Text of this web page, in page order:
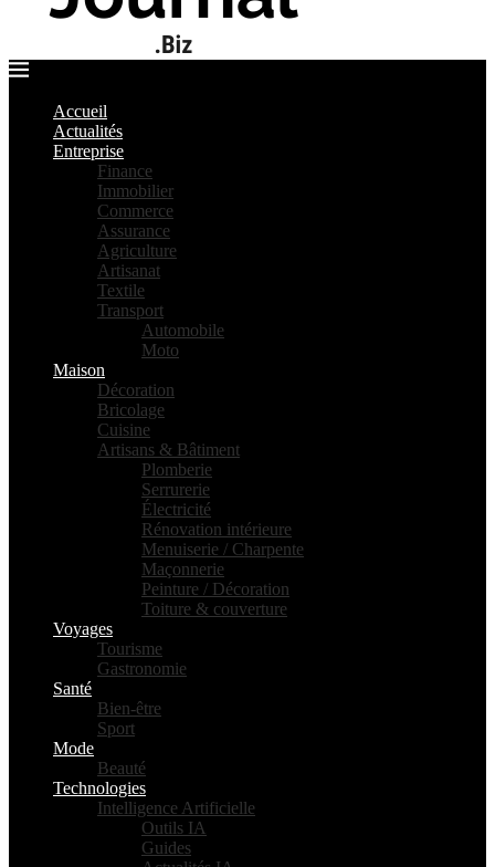
Accueil
Actualités
Entreprise
Finance
Immobilier
Commerce
Assurance
Agriculture
Artisanat
Textile
Transport
Automobile
Moto
Maison
Décoration
Bricolage
Cuisine
Artisans & Bâtiment
Plomberie
Serrurerie
Électricité
Rénovation intérieure
Menuiserie / Charpente
Maçonnerie
Peinture / Décoration
Toiture & couverture
Voyages
Tourisme
Gastronomie
Santé
Bien-être
Sport
Mode
Beauté
Technologies
Intelligence Artificielle
Outils IA
Guides